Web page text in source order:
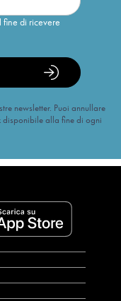
di ricevere
newsletter. Puoi annullare
disponibile alla fine di ogni